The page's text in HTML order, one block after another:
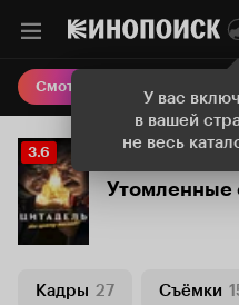
У вас
в вашей
не весь
Смотреть кино
Рейтинг
Кинопоиска
3.6
3.6
Утомленные
Кадры 27 Съёмки